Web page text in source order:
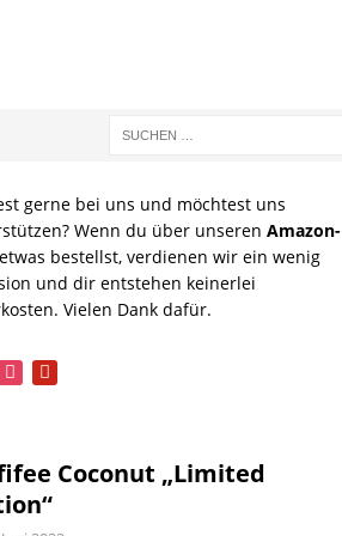
gerne bei uns und möchtest uns
Wenn du über unseren Amazon-
bestellst, verdienen wir ein wenig
und dir entstehen keinerlei
Vielen Dank dafür.
pinterest
Coconut „Limited